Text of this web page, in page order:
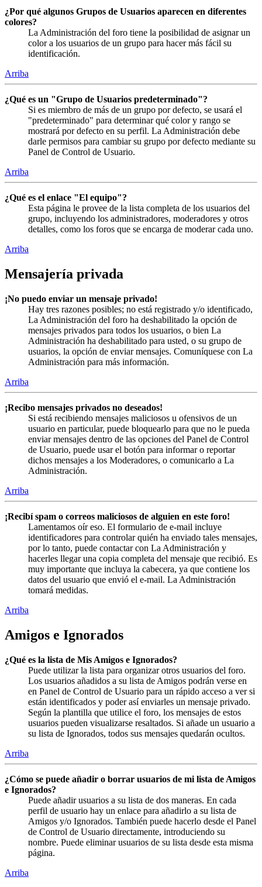
¿Por qué algunos Grupos de Usuarios aparecen en diferentes
colores?
La Administración del foro tiene la posibilidad de asignar un
color a los usuarios de un grupo para hacer más fácil su
identificación.
Arriba
¿Qué es un "Grupo de Usuarios predeterminado"?
Si es miembro de más de un grupo por defecto, se usará el
"predeterminado" para determinar qué color y rango se
mostrará por defecto en su perfil. La Administración debe
darle permisos para cambiar su grupo por defecto mediante su
Panel de Control de Usuario.
Arriba
¿Qué es el enlace "El equipo"?
Esta página le provee de la lista completa de los usuarios del
grupo, incluyendo los administradores, moderadores y otros
detalles, como los foros que se encarga de moderar cada uno.
Arriba
Mensajería privada
¡No puedo enviar un mensaje privado!
Hay tres razones posibles; no está registrado y/o identificado,
La Administración del foro ha deshabilitado la opción de
mensajes privados para todos los usuarios, o bien La
Administración ha deshabilitado para usted, o su grupo de
usuarios, la opción de enviar mensajes. Comuníquese con La
Administración para más información.
Arriba
¡Recibo mensajes privados no deseados!
Si está recibiendo mensajes maliciosos u ofensivos de un
usuario en particular, puede bloquearlo para que no le pueda
enviar mensajes dentro de las opciones del Panel de Control
de Usuario, puede usar el botón para informar o reportar
dichos mensajes a los Moderadores, o comunicarlo a La
Administración.
Arriba
¡Recibí spam o correos maliciosos de alguien en este foro!
Lamentamos oír eso. El formulario de e-mail incluye
identificadores para controlar quién ha enviado tales mensajes,
por lo tanto, puede contactar con La Administración y
hacerles llegar una copia completa del mensaje que recibió. Es
muy importante que incluya la cabecera, ya que contiene los
datos del usuario que envió el e-mail. La Administración
tomará medidas.
Arriba
Amigos e Ignorados
¿Qué es la lista de Mis Amigos e Ignorados?
Puede utilizar la lista para organizar otros usuarios del foro.
Los usuarios añadidos a su lista de Amigos podrán verse en
en Panel de Control de Usuario para un rápido acceso a ver si
están identificados y poder así enviarles un mensaje privado.
Según la plantilla que utilice el foro, los mensajes de estos
usuarios pueden visualizarse resaltados. Si añade un usuario a
su lista de Ignorados, todos sus mensajes quedarán ocultos.
Arriba
¿Cómo se puede añadir o borrar usuarios de mi lista de Amigos
e Ignorados?
Puede añadir usuarios a su lista de dos maneras. En cada
perfil de usuario hay un enlace para añadirlo a su lista de
Amigos y/o Ignorados. También puede hacerlo desde el Panel
de Control de Usuario directamente, introduciendo su
nombre. Puede eliminar usuarios de su lista desde esta misma
página.
Arriba